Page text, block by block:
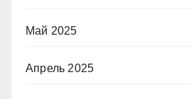
Май 2025
Апрель 2025